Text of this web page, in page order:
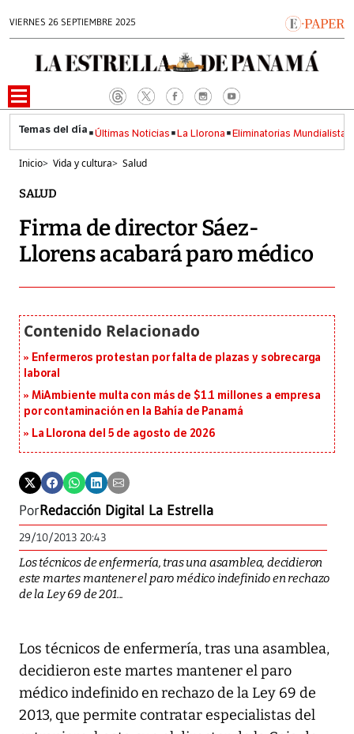
VIERNES 26 SEPTIEMBRE 2025
Últimas Noticias La Llorona Eliminatorias Mundialistas
Inicio> Vida y cultura> Salud
SALUD
Firma de director Sáez-
Llorens acabará paro médico
Enfermeros protestan por falta de plazas y sobrecarga
laboral
MiAmbiente multa con más de $1.1 millones a empresa
por contaminación en la Bahía de Panamá
La Llorona del 5 de agosto de 2026
PorRedacción Digital La Estrella
29/10/2013 20:43
Los técnicos de enfermería, tras una asamblea, decidieron
este martes mantener el paro médico indefinido en rechazo
de la Ley 69 de 201...
Los técnicos de enfermería, tras una asamblea,
decidieron este martes mantener el paro
médico indefinido en rechazo de la Ley 69 de
2013, que permite contratar especialistas del